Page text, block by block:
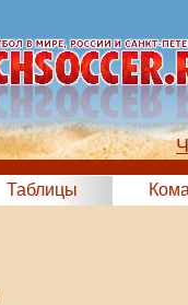
Таблицы